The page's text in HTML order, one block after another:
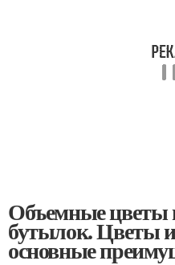
Объемные цветы
бутылок. Цветы
основные